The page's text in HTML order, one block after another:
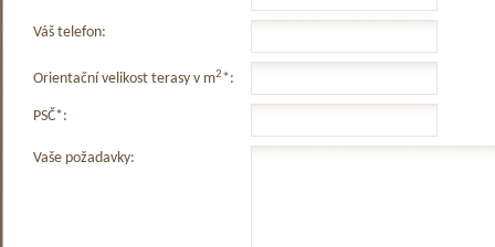
Váš telefon:
Orientační velikost terasy v m2*:
PSČ*:
Vaše požadavky: